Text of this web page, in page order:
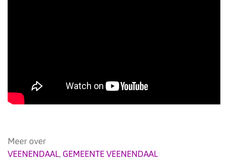
Meer over
VEENENDAAL, GEMEENTE VEENENDAAL